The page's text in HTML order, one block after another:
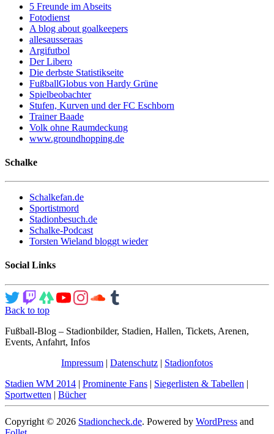
5 Freunde im Abseits
Fotodienst
A blog about goalkeepers
allesausseraas
Argifutbol
Der Libero
Die derbste Statistikseite
FußballGlobus von Hardy Grüne
Spielbeobachter
Stufen, Kurven und der FC Eschborn
Trainer Baade
Volk ohne Raumdeckung
www.groundhopping.de
Schalke
Schalkefan.de
Sportistmord
Stadionbesuch.de
Schalke-Podcast
Torsten Wieland bloggt wieder
Social Links
Back to top
Fußball-Blog – Stadionbilder, Stadien, Hallen, Tickets, Arenen,
Events, Anfahrt, Infos
Impressum | Datenschutz | Stadionfotos
Stadien WM 2014 | Prominente Fans | Siegerlisten & Tabellen |
Sportwetten | Bücher
Copyright © 2026 Stadioncheck.de. Powered by WordPress and